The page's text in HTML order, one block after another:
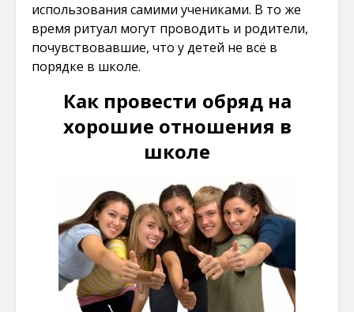
использования самими учениками. В то же
время ритуал могут проводить и родители,
почувствовавшие, что у детей не всё в
порядке в школе.
Как провести обряд на
хорошие отношения в
школе